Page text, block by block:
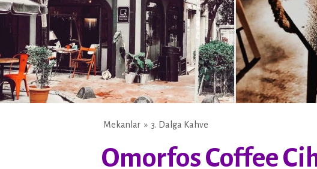
Mekanlar 3. Dalga Kahve
Omorfos Coffee